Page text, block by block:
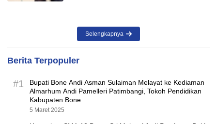
Selengkapnya
Berita Terpopuler
#1
Bupati Bone Andi Asman Sulaiman Melayat ke Kediaman
Almarhum Andi Pamelleri Patimbangi, Tokoh Pendidikan
Kabupaten Bone
5 Maret 2025